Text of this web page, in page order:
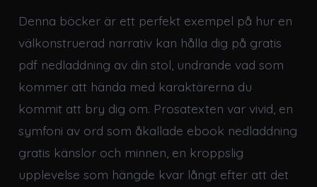
Denna böcker är ett perfekt exempel på hur en
välkonstruerad narrativ kan hålla dig på gratis
pdf nedladdning av din stol, undrande vad som
kommer att hända med karaktärerna du
kommit att bry dig om. Prosatexten var vivid, en
symfoni av ord som åkallade ebook nedladdning
gratis känslor och minnen, en kroppslig
upplevelse som hängde kvar långt efter att det